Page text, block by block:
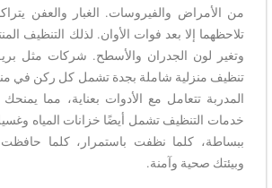
من الأمراض والفيروسات. الغبار والعفن
تلاحظهما إلا بعد فوات الأوان. لذلك التنظيف
وتغير لون الجدران والأسطح. شركات مثل
تنظيف منزلية شاملة بجدة تشمل كل ركن في
المدربة تتعامل مع الأدوات بعناية، مما يمنحك
خدمات التنظيف تشمل أيضًا خزانات المياه
ببساطة، كلما نظفت باستمرار، كلما
وبيئتك صحية وآمنة.